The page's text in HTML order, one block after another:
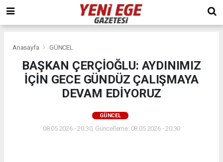
Anasayfa GÜNCEL
BAŞKAN ÇERÇİOĞLU: AYDINIMIZ
İÇİN GECE GÜNDÜZ ÇALIŞMAYA
DEVAM EDİYORUZ
GÜNCEL
08.05.2026 - 20:30, Güncelleme: 08.05.2026 - 20:30